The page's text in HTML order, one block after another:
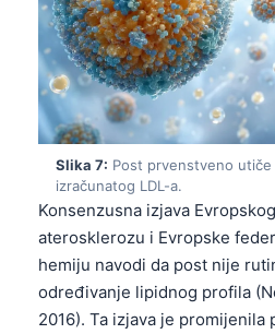
Slika 7: Post prvenstveno
izračunatog LDL-a.
Konsenzusna izjava
aterosklerozu i Evropske
hemiju navodi da post nije
određivanje lipidnog profila
2016). Ta izjava je promijenila
Polski
한국어
Slovenščina
Shqip
বাংলা
اردو
मराठी
తెలుగు